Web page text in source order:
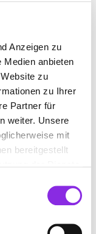
Anzeigen zu
Medien anbieten
zu
zu Ihrer
Partner für
weiter. Unsere
mit
bereitgestellt
SHOPPEN